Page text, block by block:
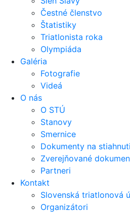
Čestné členstvo
Štatistiky
Triatlonista roka
Olympiáda
Galéria
Fotografie
Videá
O nás
O STÚ
Stanovy
Smernice
Dokumenty na
Zverejňované
Partneri
Kontakt
Slovenská triatlonová
Organizátori